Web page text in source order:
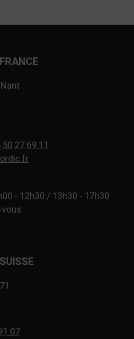
27 69 11
- 12h30 / 13h30 - 17h30
vous
07